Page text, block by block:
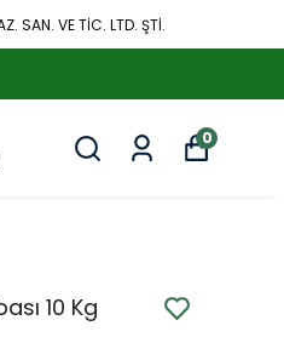
SAN. VE TİC. LTD. ŞTİ.
0
10 Kg